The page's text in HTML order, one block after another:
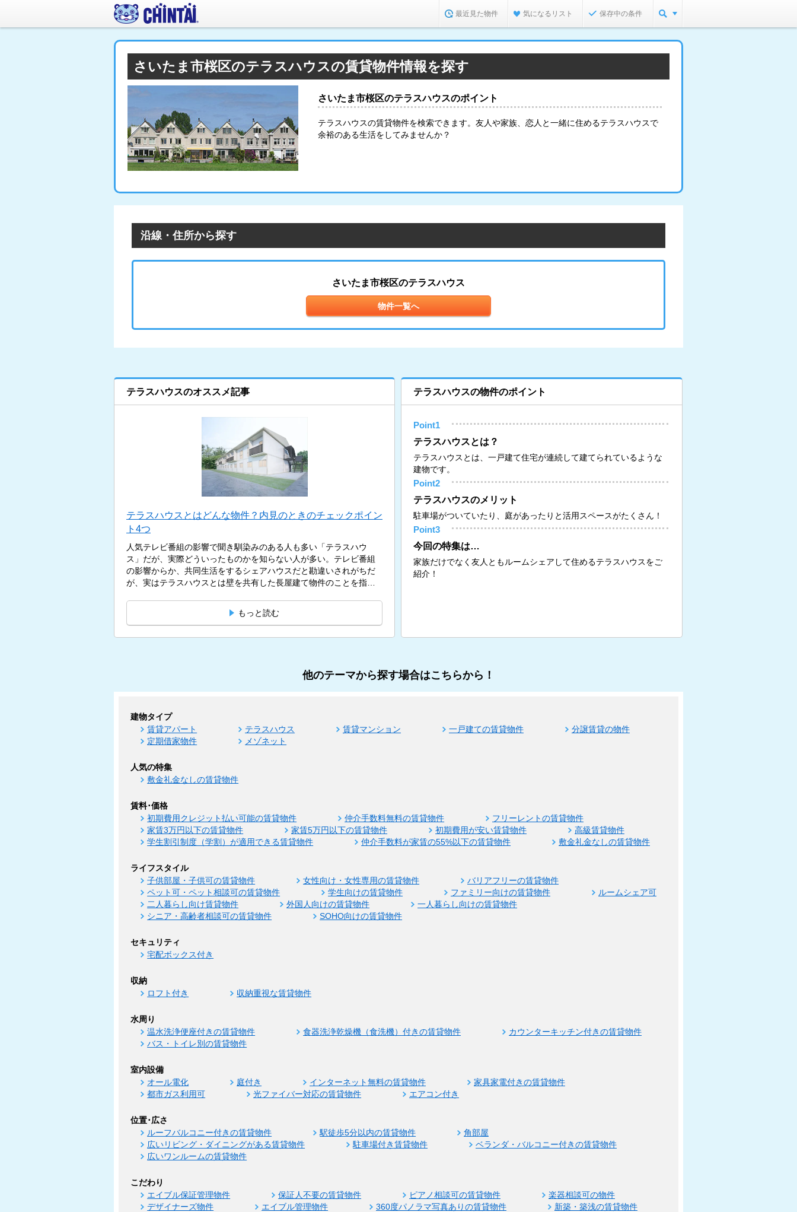
最近見た物件 気になるリスト 保存中の条件
さいたま市桜区のテラスハウスの賃貸物件情報を探す
さいたま市桜区のテラスハウスのポイント
テラスハウスの賃貸物件を検索できます。友人や家族、恋人と一緒に住めるテラスハウスで
余裕のある生活をしてみませんか？
沿線・住所から探す
さいたま市桜区のテラスハウス
物件一覧へ
テラスハウスのオススメ記事
テラスハウスとはどんな物件？内見のときのチェックポイン
ト4つ
人気テレビ番組の影響で聞き馴染みのある人も多い「テラスハウ
ス」だが、実際どういったものかを知らない人が多い。テレビ番組
の影響からか、共同生活をするシェアハウスだと勘違いされがちだ
が、実はテラスハウスとは壁を共有した長屋建て物件のことを指
もっと読む
テラスハウスの物件のポイント
Point1
テラスハウスとは？
テラスハウスとは、一戸建て住宅が連続して建てられているような
建物です。
Point2
テラスハウスのメリット
駐車場がついていたり、庭があったりと活用スペースがたくさん！
Point3
今回の特集は…
家族だけでなく友人ともルームシェアして住めるテラスハウスをご
紹介！
他のテーマから探す場合はこちらから！
建物タイプ
賃貸アパート テラスハウス 賃貸マンション 一戸建ての賃貸物件
分譲賃貸の物件
定期借家物件
メゾネット
人気の特集
敷金礼金なしの賃貸物件
賃料･価格
初期費用クレジット払い可能の賃貸物件 仲介手数料無料の賃貸物件
フリーレントの賃貸物件
家賃3万円以下の賃貸物件
家賃5万円以下の賃貸物件 初期費用が安い賃貸物件
高級賃貸物件
学生割引制度（学割）が適用できる賃貸物件
仲介手数料が家賃の55%以下の賃貸物件 敷金礼金なしの賃貸物件
ライフスタイル
子供部屋・子供可の賃貸物件 女性向け・女性専用の賃貸物件
バリアフリーの賃貸物件
ペット可・ペット相談可の賃貸物件
学生向けの賃貸物件 ファミリー向けの賃貸物件
ルームシェア可
二人暮らし向け賃貸物件
外国人向けの賃貸物件
一人暮らし向けの賃貸物件
シニア・高齢者相談可の賃貸物件
SOHO向けの賃貸物件
セキュリティ
宅配ボックス付き
収納
ロフト付き 収納重視な賃貸物件
水周り
温水洗浄便座付きの賃貸物件 食器洗浄乾燥機（食洗機）付きの賃貸物件
カウンターキッチン付きの賃貸物件
バス・トイレ別の賃貸物件
室内設備
オール電化 庭付き インターネット無料の賃貸物件
家具家電付きの賃貸物件
都市ガス利用可
光ファイバー対応の賃貸物件 エアコン付き
位置･広さ
ルーフバルコニー付きの賃貸物件 駅徒歩5分以内の賃貸物件
角部屋
広いリビング・ダイニングがある賃貸物件
駐車場付き賃貸物件
ベランダ・バルコニー付きの賃貸物件
広いワンルームの賃貸物件
こだわり
エイブル保証管理物件 保証人不要の賃貸物件 ピアノ相談可の賃貸物件
楽器相談可の物件
デザイナーズ物件
エイブル管理物件 360度パノラマ写真ありの賃貸物件
新築・築浅の賃貸物件